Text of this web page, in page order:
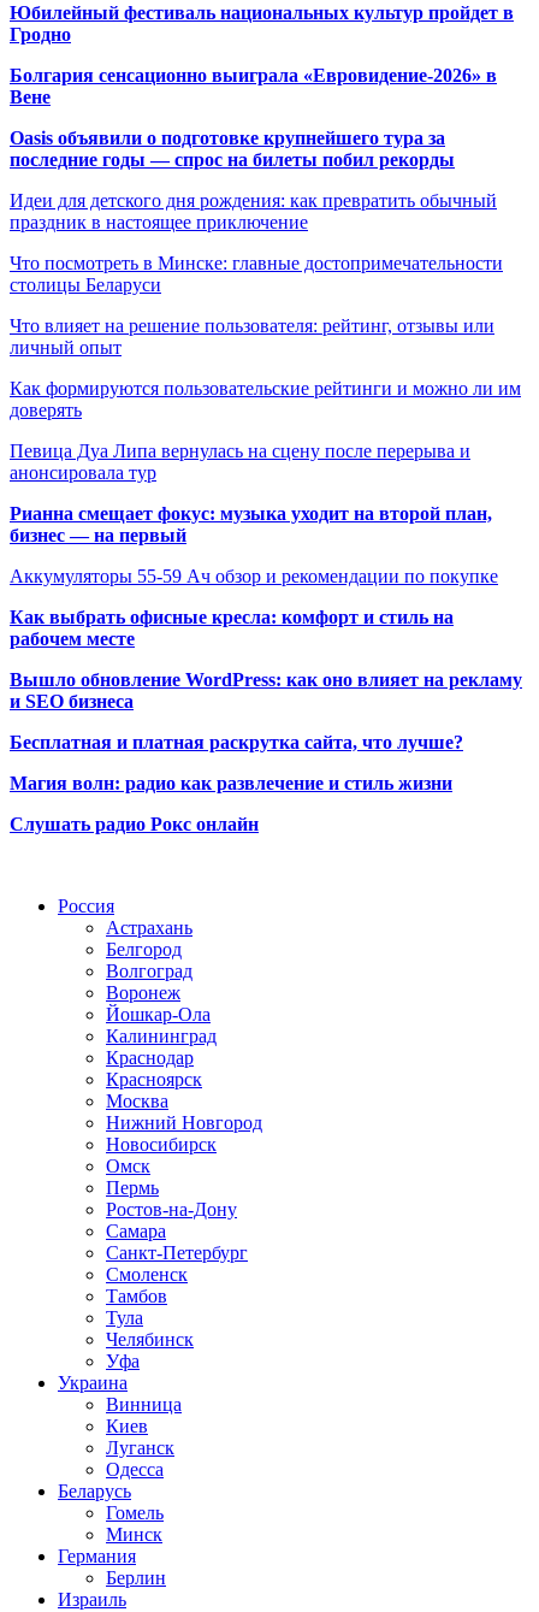
Юбилейный фестиваль национальных культур пройдет в
Гродно
Болгария сенсационно выиграла «Евровидение-2026» в
Вене
Oasis объявили о подготовке крупнейшего тура за
последние годы — спрос на билеты побил рекорды
Идеи для детского дня рождения: как превратить обычный
праздник в настоящее приключение
Что посмотреть в Минске: главные достопримечательности
столицы Беларуси
Что влияет на решение пользователя: рейтинг, отзывы или
личный опыт
Как формируются пользовательские рейтинги и можно ли им
доверять
Певица Дуа Липа вернулась на сцену после перерыва и
анонсировала тур
Рианна смещает фокус: музыка уходит на второй план,
бизнес — на первый
Аккумуляторы 55-59 Ач обзор и рекомендации по покупке
Как выбрать офисные кресла: комфорт и стиль на
рабочем месте
Вышло обновление WordPress: как оно влияет на рекламу
и SEO бизнеса
Бесплатная и платная раскрутка сайта, что лучше?
Магия волн: радио как развлечение и стиль жизни
Слушать радио Рокс онлайн
Россия
Астрахань
Белгород
Волгоград
Воронеж
Йошкар-Ола
Калининград
Краснодар
Красноярск
Москва
Нижний Новгород
Новосибирск
Омск
Пермь
Ростов-на-Дону
Самара
Санкт-Петербург
Смоленск
Тамбов
Тула
Челябинск
Уфа
Украина
Винница
Киев
Луганск
Одесса
Беларусь
Гомель
Минск
Германия
Берлин
Израиль